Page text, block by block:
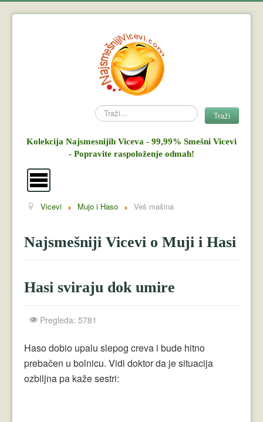
Search Traži
Kolekcija Najsmesnijih Viceva - 99,99% Smešni Vicevi
- Popravite raspoloženje odmah!
Vicevi
Mujo i Haso
Perica
Piroćanci
Vicevi Razni
Vicevi Mujo i Haso Veš mašina
Najsmešniji Vicevi o Muji i Hasi
Hasi sviraju dok umire
Pregleda: 5781
Haso dobio upalu slepog creva i bude hitno
prebačen u bolnicu. Vidi doktor da je situacija
ozbiljna pa kaže sestri: